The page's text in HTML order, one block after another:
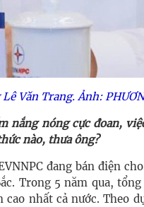
Lê Văn Trang. Ảnh:
nắng nóng cực đoan,
nào, thưa ông?
đang bán điện
Trong 5 năm qua,
nhất cả nước. Theo